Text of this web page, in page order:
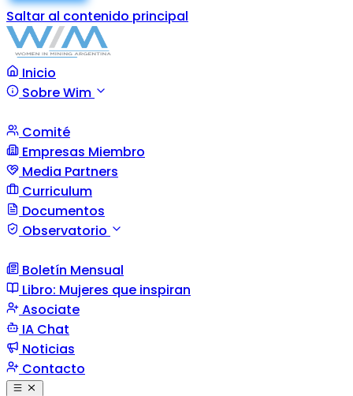
Saltar al contenido principal
Inicio
Sobre Wim
Comité
Empresas Miembro
Media Partners
Curriculum
Documentos
Observatorio
Boletín Mensual
Libro: Mujeres que inspiran
Asociate
IA Chat
Noticias
Contacto